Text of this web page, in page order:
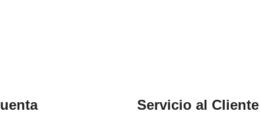
Servicio al Cliente